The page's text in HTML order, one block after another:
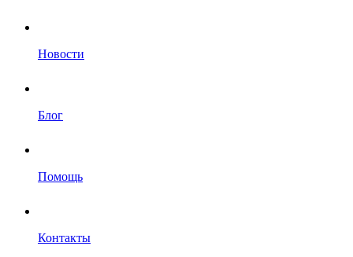
Новости
Блог
Помощь
Контакты